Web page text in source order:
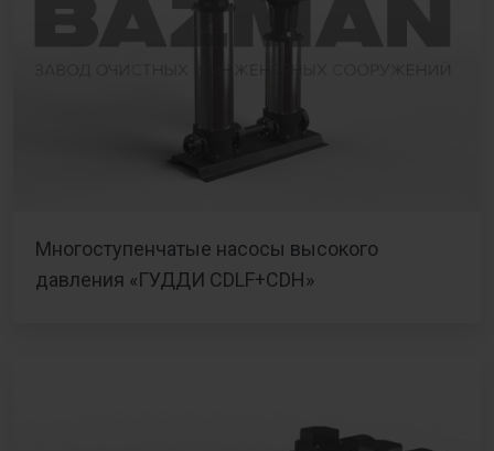
Многоступенчатые насосы высокого
давления «ГУДДИ CDLF+CDH»